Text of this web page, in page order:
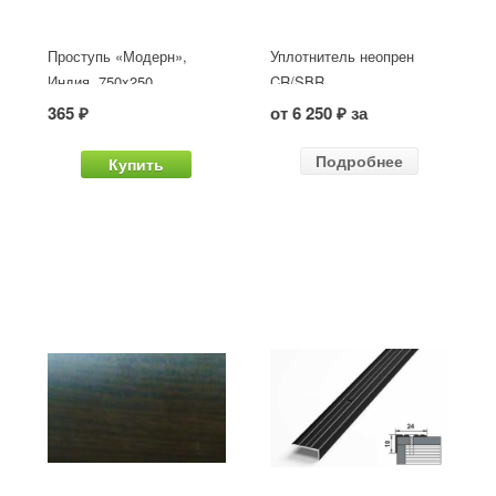
Проступь «Модерн»,
Индия, 750x250
365 ₽
Купить
Уплотнитель неопрен
CR/SBR
от 6 250 ₽ за
Подробнее